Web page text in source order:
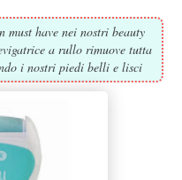
must have nei nostri beauty
a rullo rimuove tutta
i nostri piedi belli e lisci